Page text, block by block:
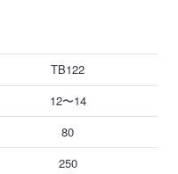
TB122
12〜14
80
250